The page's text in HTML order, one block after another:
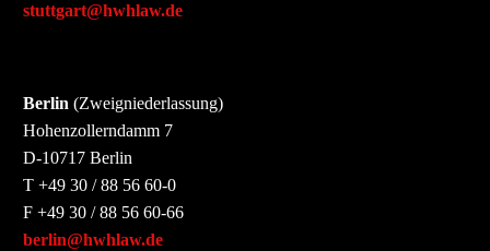
stuttgart@hwhlaw.de
Berlin (Zweigniederlassung)
Hohenzollerndamm 7
D-10717 Berlin
T +49 30 / 88 56 60-0
F +49 30 / 88 56 60-66
berlin@hwhlaw.de